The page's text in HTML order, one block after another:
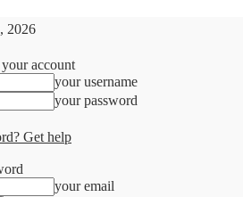
2026
account
your username
your password
Get help
your email